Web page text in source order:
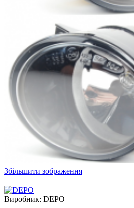
Збільшити зображення
Виробник: DEPO